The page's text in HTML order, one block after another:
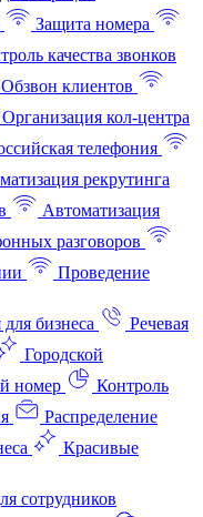
Защита номера
качества звонков
Обзвон клиентов
Организация кол-центра
телефония
рекрутинга
Автоматизация
разговоров
Проведение
бизнеса
Речевая
Городской
номер
Контроль
Распределение
Красивые
сотрудников